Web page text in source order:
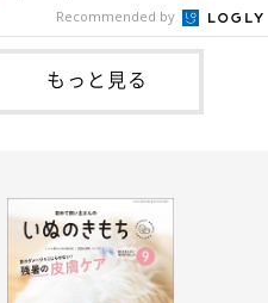
えて約2週間後に撮影された一枚。小さな
体とあどけない表情が印象的です。飼い主
さんの夫に抱っこされる慎之介くん。@B
Instagramユーザー@lina_and_leonaさん
の愛犬・レオナちゃん（取材時6才／柴犬
／写真右）です。穏やかで優しい表情を見
せる今の姿からは想像できませんが、レオ
ナちゃんには悲しい過去があるといいま
す。人が怖くてケージの中で震えていた家
Recommended by
もっと見る